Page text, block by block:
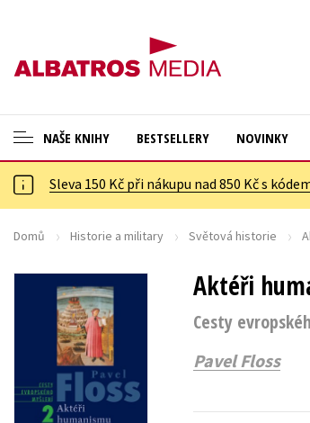
NAŠE KNIHY
ANGLICKÉ KNIHY -20 %
VÝPRODEJ -70 %
ASTERIX S DÁRKEM
🎁DÁRKOVÉ PUBLIKACE
✉️ DÁRKOVÉ POUKAZY
Auto - moto
Cestování
Dárkové
Digitální
Esoterika a
Historie a
BESTSELLERY NOVINKY
Sleva 150 Kč při nákupu nad 850 Kč s
Domů Historie a military Světová historie
Aktéři
Cesty
Pavel Floss